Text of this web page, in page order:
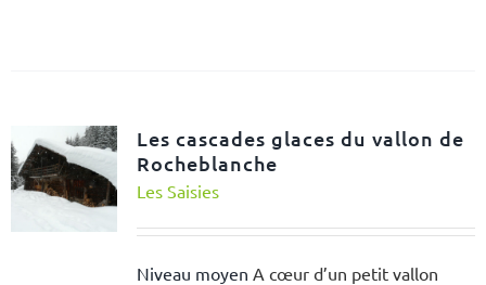
Les cascades glaces du vallon de
Rocheblanche
Les Saisies
Niveau moyen A cœur d’un petit vallon